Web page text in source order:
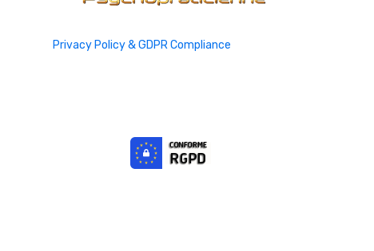
Privacy Policy & GDPR Compliance